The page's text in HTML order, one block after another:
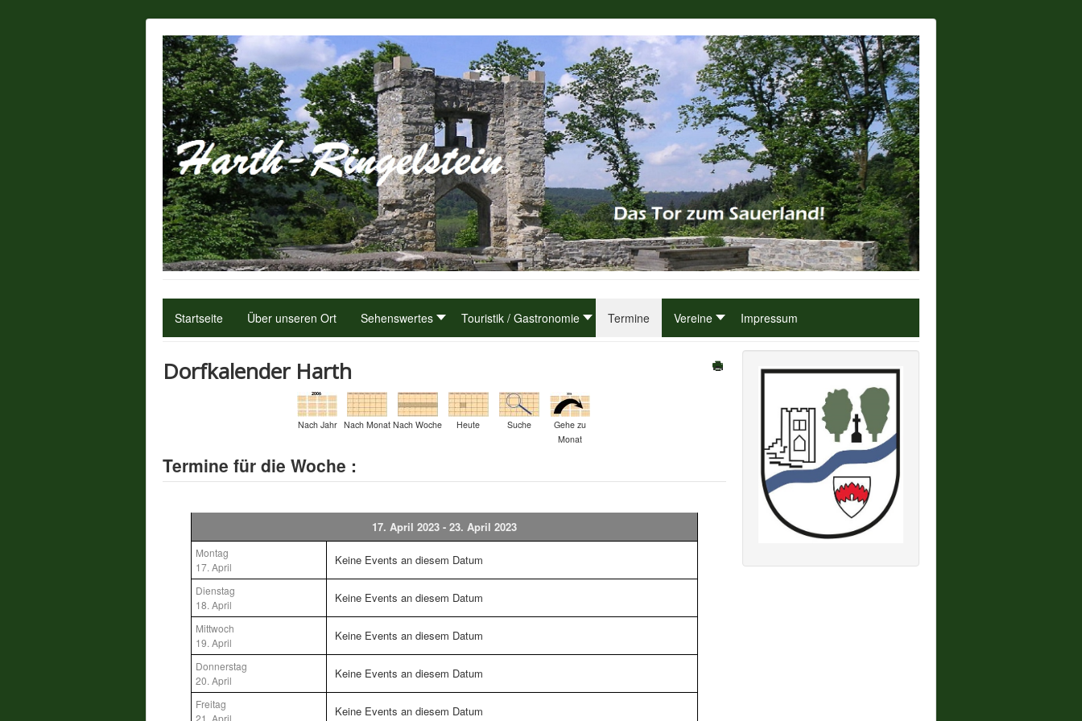
Startseite Über unseren Ort Sehenswertes Touristik / Gastronomie Termine Vereine Impressum
Dorfkalender Harth
Nach Jahr Nach Monat Nach Woche Heute Suche
Gehe zu
Monat
Termine für die Woche :
17. April 2023 - 23. April 2023
Montag
17. April
Keine Events an diesem Datum
Dienstag
18. April
Keine Events an diesem Datum
Mittwoch
19. April
Keine Events an diesem Datum
Donnerstag
20. April
Keine Events an diesem Datum
Freitag
Keine Events an diesem Datum